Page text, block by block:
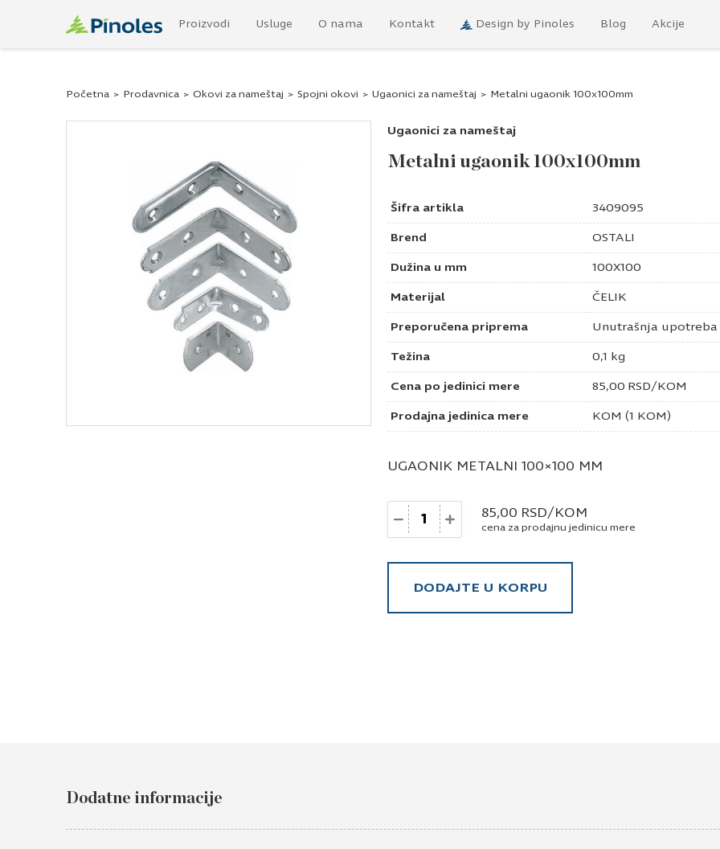
Proizvodi Usluge O nama Kontakt Design by Pinoles Blog Akcije
Početna > Prodavnica > Okovi za nameštaj > Spojni okovi > Ugaonici za nameštaj > Metalni ugaonik 100x100mm
Ugaonici za nameštaj
Metalni ugaonik 100x100mm
Šifra artikla 3409095
Brend OSTALI
Dužina u mm 100X100
Materijal ČELIK
Preporučena priprema Unutrašnja upotreba
Težina 0,1 kg
Cena po jedinici mere 85,00 RSD/KOM
Prodajna jedinica mere KOM (1 KOM)
UGAONIK METALNI 100×100 MM
Količina 85,00 RSD/KOM
cena za prodajnu jedinicu mere
DODAJTE U KORPU
Dodatne informacije